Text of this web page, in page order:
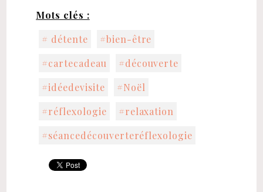
Mots clés :
# détente
#bien-être
#cartecadeau
#découverte
#idéedevisite
#Noël
#réflexologie
#relaxation
#séancedécouverteréflexologie